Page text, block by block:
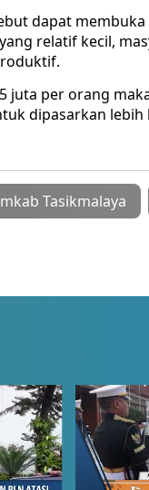
dapat
relatif kecil,
juta per orang
dipasarkan
Tasikmalaya